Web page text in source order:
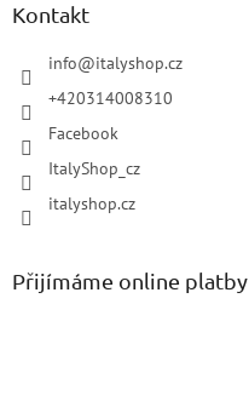
Kontakt
info@italyshop.cz
+420314008310
Facebook
ItalyShop_cz
italyshop.cz
Přijímáme online platby